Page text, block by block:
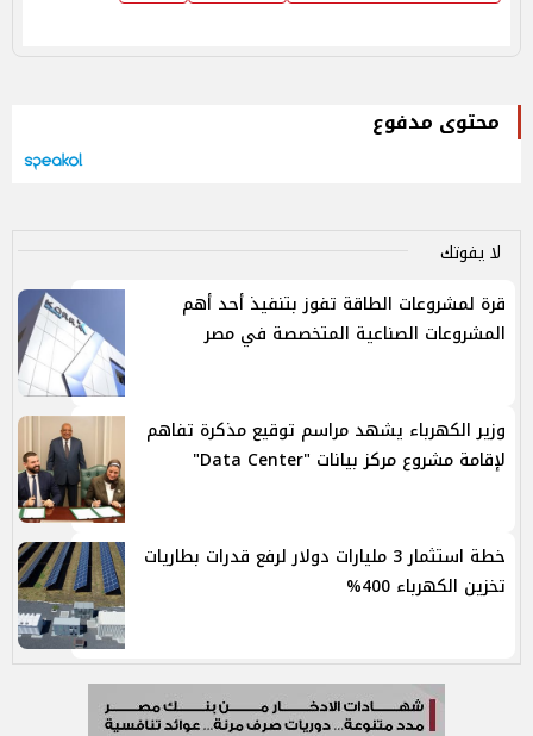
محتوى مدفوع
لا يفوتك
قرة لمشروعات الطاقة تفوز بتنفيذ أحد أهم
المشروعات الصناعية المتخصصة في مصر
وزير الكهرباء يشهد مراسم توقيع مذكرة تفاهم
لإقامة مشروع مركز بيانات "Data Center"
خطة استثمار 3 مليارات دولار لرفع قدرات بطاريات
تخزين الكهرباء 400%